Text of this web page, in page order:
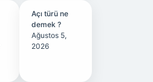
Açı türü ne
demek ?
Ağustos 5,
2026